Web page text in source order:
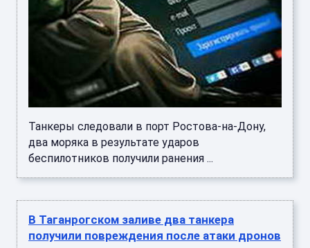
Танкеры следовали в порт Ростова-на-Дону,
два моряка в результате ударов
беспилотников получили ранения ...
В Таганрогском заливе два танкера
получили повреждения после атаки дронов